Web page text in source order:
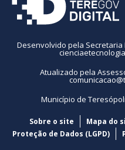
Desenvolvido pela Secretaria
Atualizado pela
Município de
Sobre o site Mapa do
Proteção de Dados (LGPD)